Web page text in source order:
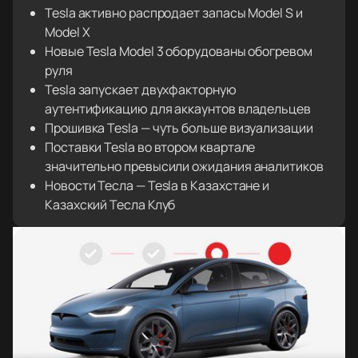
Tesla активно распродает запасы Model S и
Model X
Новые Tesla Model 3 оборудованы обогревом
руля
Tesla запускает двухфакторную
аутентификацию для аккаунтов владельцев
Прошивка Tesla — чуть больше визуализации
Поставки Tesla во втором квартале
значительно превысили ожидания аналитиков
Новости Тесла — Tesla в Казахстане и
Казахский Тесла Клуб